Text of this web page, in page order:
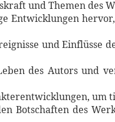
und Themen des
Entwicklungen
und Einflüsse
des Autors und
um
Botschaften des